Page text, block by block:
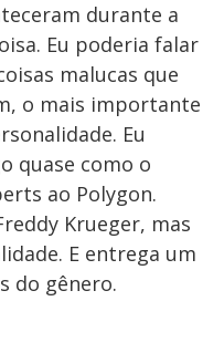
durante a
Eu poderia falar
malucas que
o mais importante
Eu
quase como o
ao Polygon.
Krueger, mas
E entrega um
do gênero.